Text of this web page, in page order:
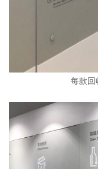
每款回